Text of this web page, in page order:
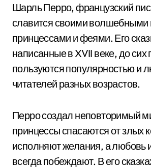
Шарль Перро, французский
славится своими волшебными
принцессами и феями. Его
написанные в XVII веке, до сих
пользуются популярностью и
читателей разных возрастов.
Перро создал неповторимый
принцессы спасаются от злых
исполняют желания, а любовь
всегда побеждают. В его